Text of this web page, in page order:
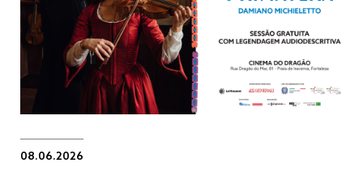
08.06.2026